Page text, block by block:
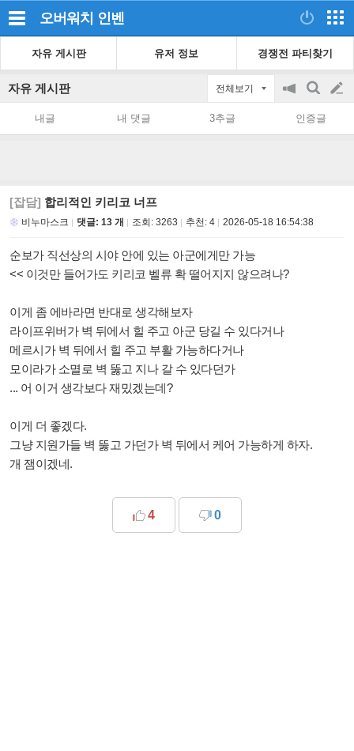
오버워치 인벤
자유 게시판 유저 정보 경쟁전 파티찾기
자유 게시판 전체보기
공
on/off
검
색
글
쓰
내글 내 댓글 3추글 인증글
[잡담] 합리적인 키리코 너프
비누마스크 댓글: 13 개 조회: 3263 추천: 4 2026-05-18 16:54:38
순보가 직선상의 시야 안에 있는 아군에게만 가능
<< 이것만 들어가도 키리코 벨류 확 떨어지지 않으려나?
이게 좀 에바라면 반대로 생각해보자
라이프위버가 벽 뒤에서 힐 주고 아군 당길 수 있다거나
메르시가 벽 뒤에서 힐 주고 부활 가능하다거나
모이라가 소멸로 벽 뚫고 지나 갈 수 있다던가
... 어 이거 생각보다 재밌겠는데?
이게 더 좋겠다.
그냥 지원가들 벽 뚫고 가던가 벽 뒤에서 케어 가능하게 하자.
개 잼이겠네.
4 0